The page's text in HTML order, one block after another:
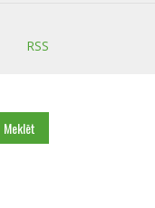
RSS